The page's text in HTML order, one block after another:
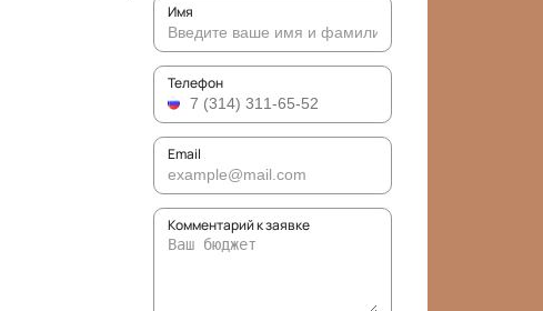
Имя
Телефон
Email
Комментарий к заявке